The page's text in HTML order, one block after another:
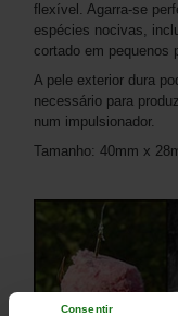
Consentir
flexível. Agarra-se
espécies nocivas,
cortado em pequenos
A pele exterior dura
necessário para
num impulsionador.
Tamanho: 40mm x